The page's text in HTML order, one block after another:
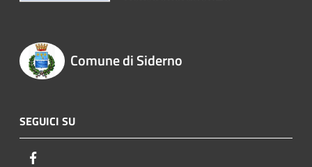
Comune di Siderno
SEGUICI SU